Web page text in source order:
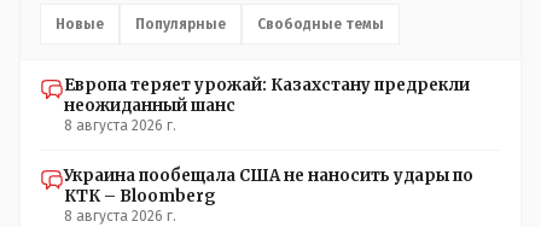
Новые Популярные Свободные темы
Европа теряет урожай: Казахстану предрекли
неожиданный шанс
8 августа 2026 г.
Украина пообещала США не наносить удары по
КТК – Bloomberg
8 августа 2026 г.